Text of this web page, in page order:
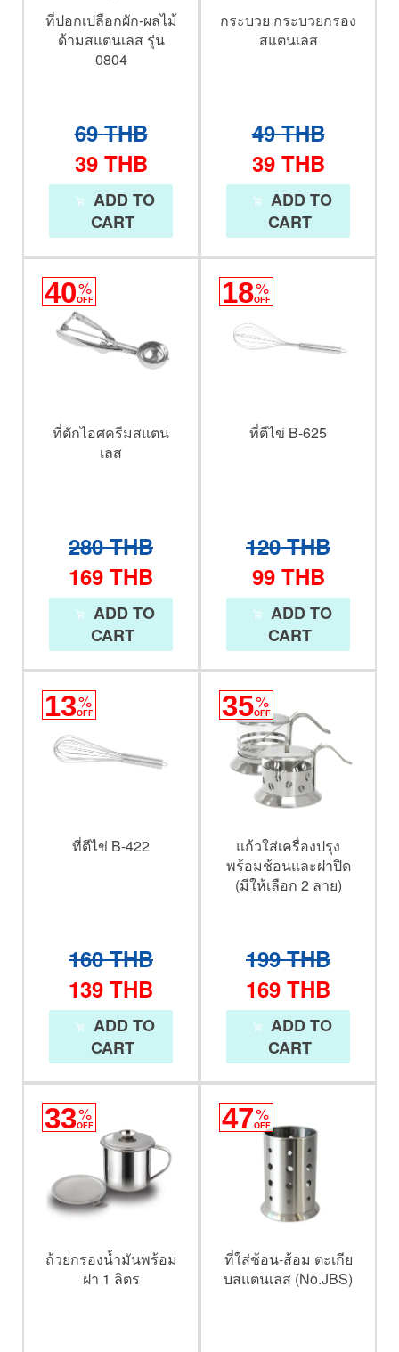
ที่ปอกเปลือกผัก-ผลไม้
ด้ามสแตนเลส รุ่น
0804
69 THB
39 THB
ADD TO
CART
กระบวย กระบวยกรอง
สแตนเลส
49 THB
39 THB
ADD TO
CART
40%
OFF
ที่ตักไอศครีมสแตน
เลส
280 THB
169 THB
ADD TO
CART
18%
OFF
ที่ตีไข่ B-625
120 THB
99 THB
ADD TO
CART
13%
OFF
ที่ตีไข่ B-422
160 THB
139 THB
ADD TO
CART
35%
OFF
แก้วใส่เครื่องปรุง
พร้อมช้อนและฝาปิด
(มีให้เลือก 2 ลาย)
199 THB
169 THB
ADD TO
CART
33%
OFF
ถ้วยกรองน้ำมันพร้อม
ฝา 1 ลิตร
47%
OFF
ที่ใส่ช้อน-ส้อม ตะเกีย
บสแตนเลส (No.JBS)